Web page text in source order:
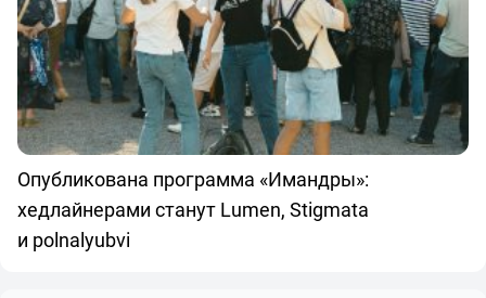
Опубликована программа «Имандры»:
хедлайнерами станут Lumen, Stigmata
и polnalyubvi